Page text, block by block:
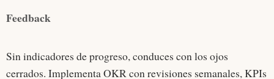
Feedback
Sin indicadores de progreso, conduces con los ojos
cerrados. Implementa OKR con revisiones semanales, KPIs